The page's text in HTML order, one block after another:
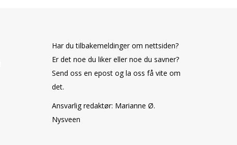
Har du tilbakemeldinger om nettsiden?
Er det noe du liker eller noe du savner?
Send oss en epost og la oss få vite om
det.
Ansvarlig redaktør: Marianne Ø.
Nysveen